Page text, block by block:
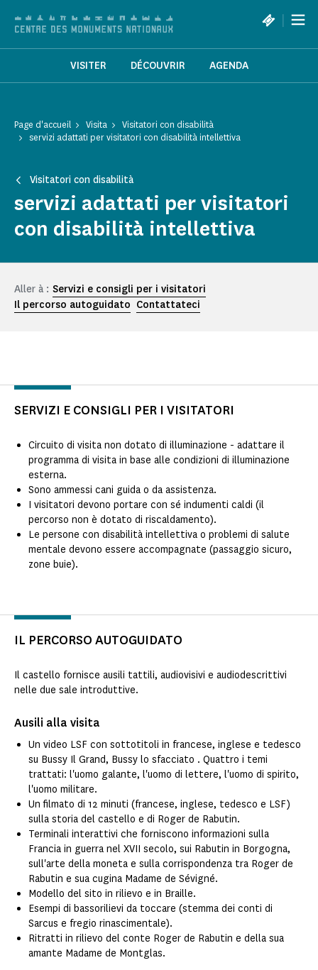
|
VISITER DÉCOUVRIR AGENDA
Page d'accueil Visita
Visitatori con disabilità
servizi adattati per visitatori con disabilità intellettiva
Visitatori con disabilità
servizi adattati per visitatori
con disabilità intellettiva
Aller à : Servizi e consigli per i visitatori
Il percorso autoguidato Contattateci
SERVIZI E CONSIGLI PER I VISITATORI
Circuito di visita non dotato di illuminazione - adattare il
programma di visita in base alle condizioni di illuminazione
esterna.
Sono ammessi cani guida o da assistenza.
I visitatori devono portare con sé indumenti caldi (il
percorso non è dotato di riscaldamento).
Le persone con disabilità intellettiva o problemi di salute
mentale devono essere accompagnate (passaggio sicuro,
zone buie).
IL PERCORSO AUTOGUIDATO
Il castello fornisce ausili tattili, audiovisivi e audiodescrittivi
nelle due sale introduttive.
Ausili alla visita
Un video LSF con sottotitoli in francese, inglese e tedesco
su Bussy Il Grand, Bussy lo sfacciato . Quattro i temi
trattati: l'uomo galante, l'uomo di lettere, l'uomo di spirito,
l'uomo militare.
Un filmato di 12 minuti (francese, inglese, tedesco e LSF)
sulla storia del castello e di Roger de Rabutin.
Terminali interattivi che forniscono informazioni sulla
Francia in guerra nel XVII secolo, sui Rabutin in Borgogna,
sull'arte della moneta e sulla corrispondenza tra Roger de
Rabutin e sua cugina Madame de Sévigné.
Modello del sito in rilievo e in Braille.
Esempi di bassorilievi da toccare (stemma dei conti di
Sarcus e fregio rinascimentale).
Ritratti in rilievo del conte Roger de Rabutin e della sua
amante Madame de Montglas.